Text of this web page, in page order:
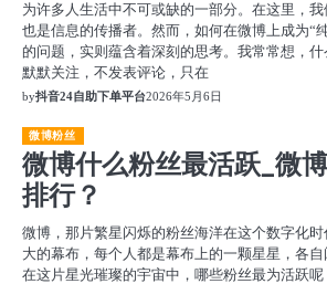
为许多人生活中不可或缺的一部分。在这里，我
也是信息的传播者。然而，如何在微博上成为“
的问题，实则蕴含着深刻的思考。我常常想，
默默关注，不发表评论，只在
by抖音24自助下单平台2026年5月6日
微博粉丝
微博什么粉丝最活跃_微
排行？
微博，那片繁星闪烁的粉丝海洋在这个数字化
大的幕布，每个人都是幕布上的一颗星星，各
在这片星光璀璨的宇宙中，哪些粉丝最为活跃